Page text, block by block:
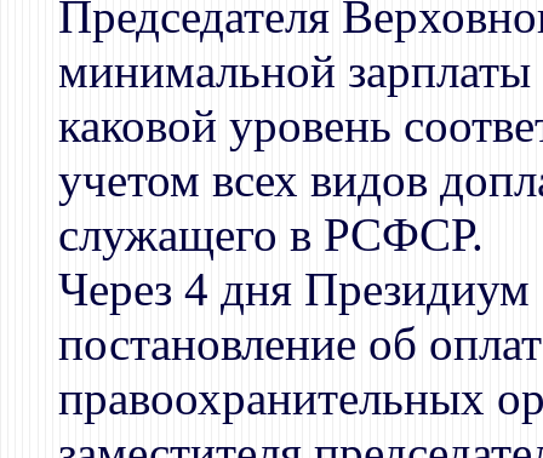
Председателя
минимальной
каковой уровень
учетом всех видов
служащего в РСФСР.
Через 4 дня
постановление об
правоохранительных